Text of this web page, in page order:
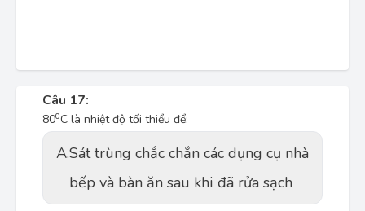
Câu 17:
800C là nhiệt độ tối thiểu để:
A.Sát trùng chắc chắn các dụng cụ nhà
bếp và bàn ăn sau khi đã rửa sạch